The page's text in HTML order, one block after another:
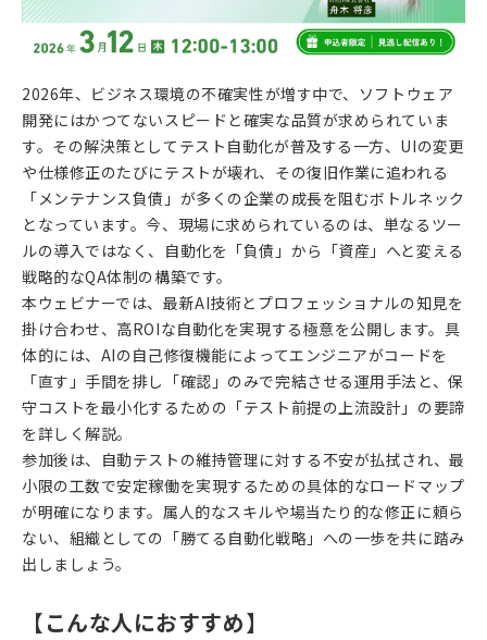
2026年、ビジネス環境の不確実性が増す中で、ソフトウェア
開発にはかつてないスピードと確実な品質が求められていま
す。その解決策としてテスト自動化が普及する一方、UIの変更
や仕様修正のたびにテストが壊れ、その復旧作業に追われる
「メンテナンス負債」が多くの企業の成長を阻むボトルネック
となっています。今、現場に求められているのは、単なるツー
ルの導入ではなく、自動化を「負債」から「資産」へと変える
戦略的なQA体制の構築です。
本ウェビナーでは、最新AI技術とプロフェッショナルの知見を
掛け合わせ、高ROIな自動化を実現する極意を公開します。具
体的には、AIの自己修復機能によってエンジニアがコードを
「直す」手間を排し「確認」のみで完結させる運用手法と、保
守コストを最小化するための「テスト前提の上流設計」の要諦
を詳しく解説。
参加後は、自動テストの維持管理に対する不安が払拭され、最
小限の工数で安定稼働を実現するための具体的なロードマップ
が明確になります。属人的なスキルや場当たり的な修正に頼ら
ない、組織としての「勝てる自動化戦略」への一歩を共に踏み
出しましょう。
【こんな人におすすめ】